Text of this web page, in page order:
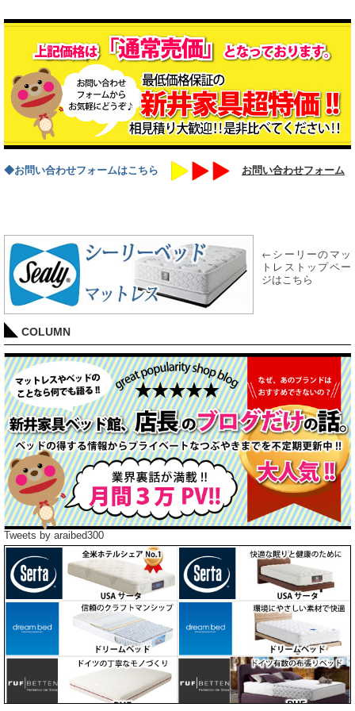
◆お問い合わせフォームはこちら お問い合わせフォーム
←シーリーのマッ
トレストップペー
ジはこちら
COLUMN
Tweets by araibed300